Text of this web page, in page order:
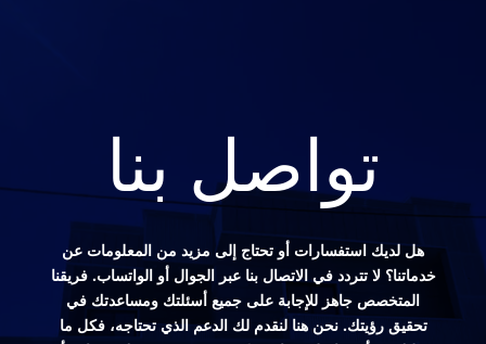
تواصل بنا
هل لديك استفسارات أو تحتاج إلى مزيد من المعلومات عن
خدماتنا؟ لا تتردد في الاتصال بنا عبر الجوال أو الواتساب. فريقنا
المتخصص جاهز للإجابة على جميع أسئلتك ومساعدتك في
تحقيق رؤيتك. نحن هنا لنقدم لك الدعم الذي تحتاجه، فكل ما